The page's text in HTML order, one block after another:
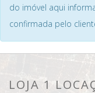
do imóvel aqui
confirmada pelo
LOJA 1